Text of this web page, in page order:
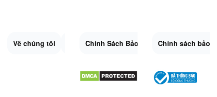
Về chúng tôi Liên Hệ Quy Định Chung Sitemap.XML
Chính Sách Bảo Mật Đổi trả và hoàn
Chính sách bảo